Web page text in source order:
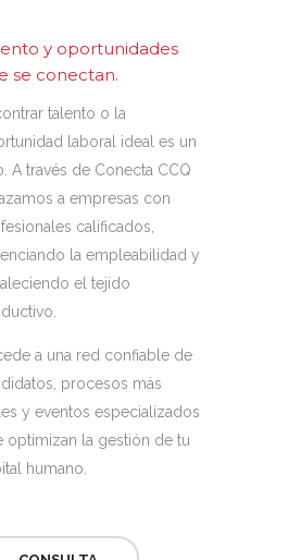
y oportunidades
se conectan.
talento o la
laboral ideal es un
A través de Conecta CCQ
a empresas con
calificados,
la empleabilidad y
el tejido
a una red confiable de
procesos más
y eventos especializados
optimizan la gestión de tu
humano.